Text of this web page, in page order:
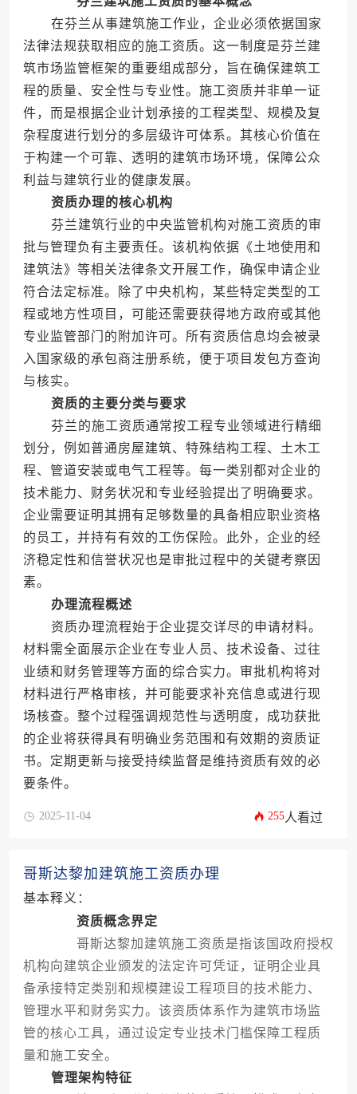
在芬兰从事建筑施工作业，企业必须依据国家
法律法规获取相应的施工资质。这一制度是芬兰建
筑市场监管框架的重要组成部分，旨在确保建筑工
程的质量、安全性与专业性。施工资质并非单一证
件，而是根据企业计划承接的工程类型、规模及复
杂程度进行划分的多层级许可体系。其核心价值在
于构建一个可靠、透明的建筑市场环境，保障公众
利益与建筑行业的健康发展。
资质办理的核心机构
芬兰建筑行业的中央监管机构对施工资质的审
批与管理负有主要责任。该机构依据《土地使用和
建筑法》等相关法律条文开展工作，确保申请企业
符合法定标准。除了中央机构，某些特定类型的工
程或地方性项目，可能还需要获得地方政府或其他
专业监管部门的附加许可。所有资质信息均会被录
入国家级的承包商注册系统，便于项目发包方查询
与核实。
资质的主要分类与要求
芬兰的施工资质通常按工程专业领域进行精细
划分，例如普通房屋建筑、特殊结构工程、土木工
程、管道安装或电气工程等。每一类别都对企业的
技术能力、财务状况和专业经验提出了明确要求。
企业需要证明其拥有足够数量的具备相应职业资格
的员工，并持有有效的工伤保险。此外，企业的经
济稳定性和信誉状况也是审批过程中的关键考察因
素。
办理流程概述
资质办理流程始于企业提交详尽的申请材料。
材料需全面展示企业在专业人员、技术设备、过往
业绩和财务管理等方面的综合实力。审批机构将对
材料进行严格审核，并可能要求补充信息或进行现
场核查。整个过程强调规范性与透明度，成功获批
的企业将获得具有明确业务范围和有效期的资质证
书。定期更新与接受持续监督是维持资质有效的必
要条件。
2025-11-04 255人看过
哥斯达黎加建筑施工资质办理
基本释义：
资质概念界定
哥斯达黎加建筑施工资质是指该国政府授权
机构向建筑企业颁发的法定许可凭证，证明企业具
备承接特定类别和规模建设工程项目的技术能力、
管理水平和财务实力。该资质体系作为建筑市场监
管的核心工具，通过设定专业技术门槛保障工程质
量和施工安全。
管理架构特征